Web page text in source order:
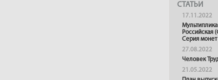
СТАТЬИ
17.11.2022
Российская
Серия монет
27.08.2022
Человек
21.05.2022